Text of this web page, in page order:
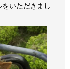
いただきまし